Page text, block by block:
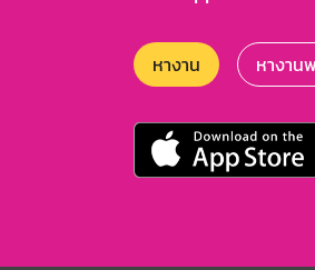
หางาน หางาน